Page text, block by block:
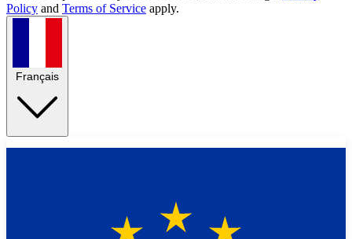
Policy and Terms of Service apply.
Français